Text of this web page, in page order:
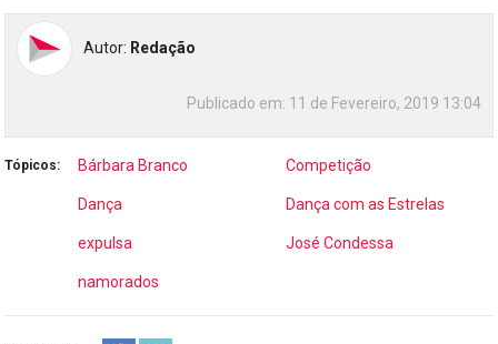
Autor: Redação
Publicado em: 11 de Fevereiro, 2019 13:04
Tópicos: Bárbara Branco Competição
Dança Dança com as Estrelas
expulsa José Condessa
namorados